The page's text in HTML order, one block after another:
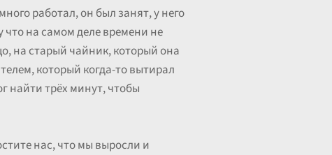
работал, он был занят, у него
на самом деле времени не
на старый чайник, который она
который когда-то вытирал
найти трёх минут, чтобы
нас, что мы выросли и